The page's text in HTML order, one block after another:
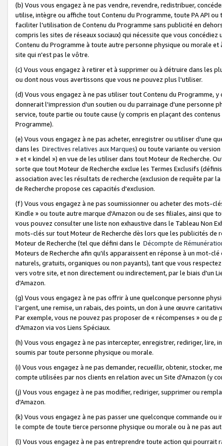
(b) Vous vous engagez à ne pas vendre, revendre, redistribuer,
utilise, intègre ou affiche tout Contenu du Programme, toute PA API
faciliter l'utilisation de Contenu du Programme sans publicité en
compris les sites de réseaux sociaux) qui nécessite que vous
Contenu du Programme à toute autre personne physique ou morale
site qui n'est pas le vôtre.
(c) Vous vous engagez à retirer et à supprimer ou à détruire dans les
ou dont nous vous avertissons que vous ne pouvez plus l'utiliser.
(d) Vous vous engagez à ne pas utiliser tout Contenu du Programme,
donnerait l'impression d'un soutien ou du parrainage d'une personne
service, toute partie ou toute cause (y compris en plaçant des
Programme).
(e) Vous vous engagez à ne pas acheter, enregistrer ou utiliser d’une
dans les Directives relatives aux Marques) ou toute variante ou
» et « kindel ») en vue de les utiliser dans tout Moteur de Recherche.
sorte que tout Moteur de Recherche exclue les Termes Exclusifs
association avec les résultats de recherche (exclusion de requête
de Recherche propose ces capacités d'exclusion.
(f) Vous vous engagez à ne pas soumissionner ou acheter des mots-
Kindle » ou toute autre marque d'Amazon ou de ses filiales, ainsi que
vous pouvez consulter une liste non exhaustive dans le Tableau Non
mots-clés sur tout Moteur de Recherche dès lors que les publicités de
Moteur de Recherche (tel que défini dans le Décompte de
Moteurs de Recherche afin qu'ils apparaissent en réponse à un mot-
naturels, gratuits, organiques ou non payants), tant que vous
vers votre site, et non directement ou indirectement, par le biais d'un
d'Amazon.
(g) Vous vous engagez à ne pas offrir à une quelconque personne
l'argent, une remise, un rabais, des points, un don à une œuvre
Par exemple, vous ne pouvez pas proposer de « récompenses » ou
d'Amazon via vos Liens Spéciaux.
(h) Vous vous engagez à ne pas intercepter, enregistrer, rediriger,
soumis par toute personne physique ou morale.
(i) Vous vous engagez à ne pas demander, recueillir, obtenir, stocker,
compte utilisées par nos clients en relation avec un Site d'Amazon (y
(j) Vous vous engagez à ne pas modifier, rediriger, supprimer ou
d'Amazon.
(k) Vous vous engagez à ne pas passer une quelconque commande
le compte de toute tierce personne physique ou morale ou à ne pas
(l) Vous vous engagez à ne pas entreprendre toute action qui